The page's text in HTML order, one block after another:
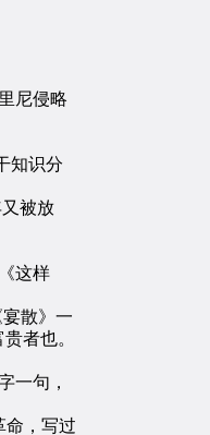
尼侵略
知识分
被放
这样
散》一
者也。
一句，
，写过